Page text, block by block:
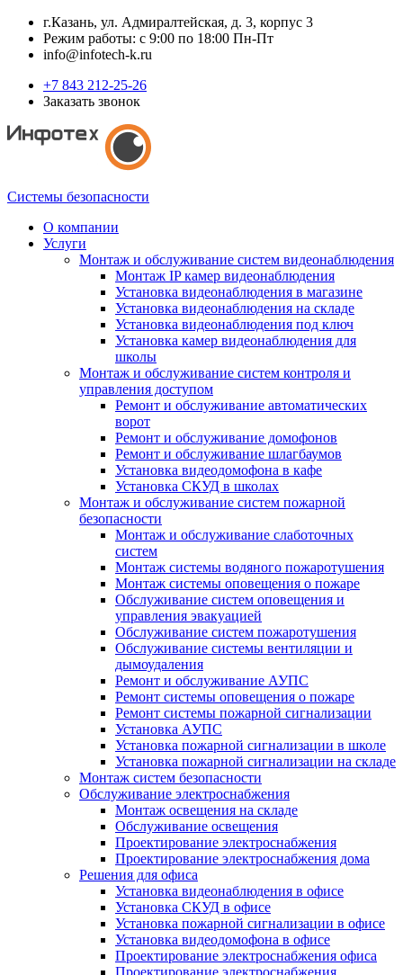
г.Казань, ул. Адмиралтейская, д. 3, корпус 3
Режим работы: с 9:00 по 18:00 Пн-Пт
info@infotech-k.ru
+7 843 212-25-26
Заказать звонок
Системы безопасности
О компании
Услуги
Монтаж и обслуживание систем видеонаблюдения
Монтаж IP камер видеонаблюдения
Установка видеонаблюдения в магазине
Установка видеонаблюдения на складе
Установка видеонаблюдения под ключ
Установка камер видеонаблюдения для
школы
Монтаж и обслуживание систем контроля и
управления доступом
Ремонт и обслуживание автоматических
ворот
Ремонт и обслуживание домофонов
Ремонт и обслуживание шлагбаумов
Установка видеодомофона в кафе
Установка СКУД в школах
Монтаж и обслуживание систем пожарной
безопасности
Монтаж и обслуживание слаботочных
систем
Монтаж системы водяного пожаротушения
Монтаж системы оповещения о пожаре
Обслуживание систем оповещения и
управления эвакуацией
Обслуживание систем пожаротушения
Обслуживание системы вентиляции и
дымоудаления
Ремонт и обслуживание АУПС
Ремонт системы оповещения о пожаре
Ремонт системы пожарной сигнализации
Установка АУПС
Установка пожарной сигнализации в школе
Установка пожарной сигнализации на складе
Монтаж систем безопасности
Обслуживание электроснабжения
Монтаж освещения на складе
Обслуживание освещения
Проектирование электроснабжения
Проектирование электроснабжения дома
Решения для офиса
Установка видеонаблюдения в офисе
Установка СКУД в офисе
Установка пожарной сигнализации в офисе
Установка видеодомофона в офисе
Проектирование электроснабжения офиса
Проектирование электроснабжения